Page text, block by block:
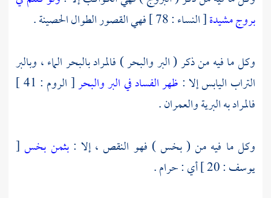
بروج مشيدة[ النساء : 78 ] فهي القصور الطوال الحصينة .
وكل ما فيه من ذكر ( البر والبحر ) فالمراد بالبحر الماء ، وبالبر
التراب اليابس إلا : ظهر الفساد في البر والبحر
[ الروم : 41 ]
فالمراد به البرية والعمران .
وكل ما فيه من ( بخس ) فهو النقص ، إلا :بثمن بخس [
يوسف : 20 ] أي : حرام .